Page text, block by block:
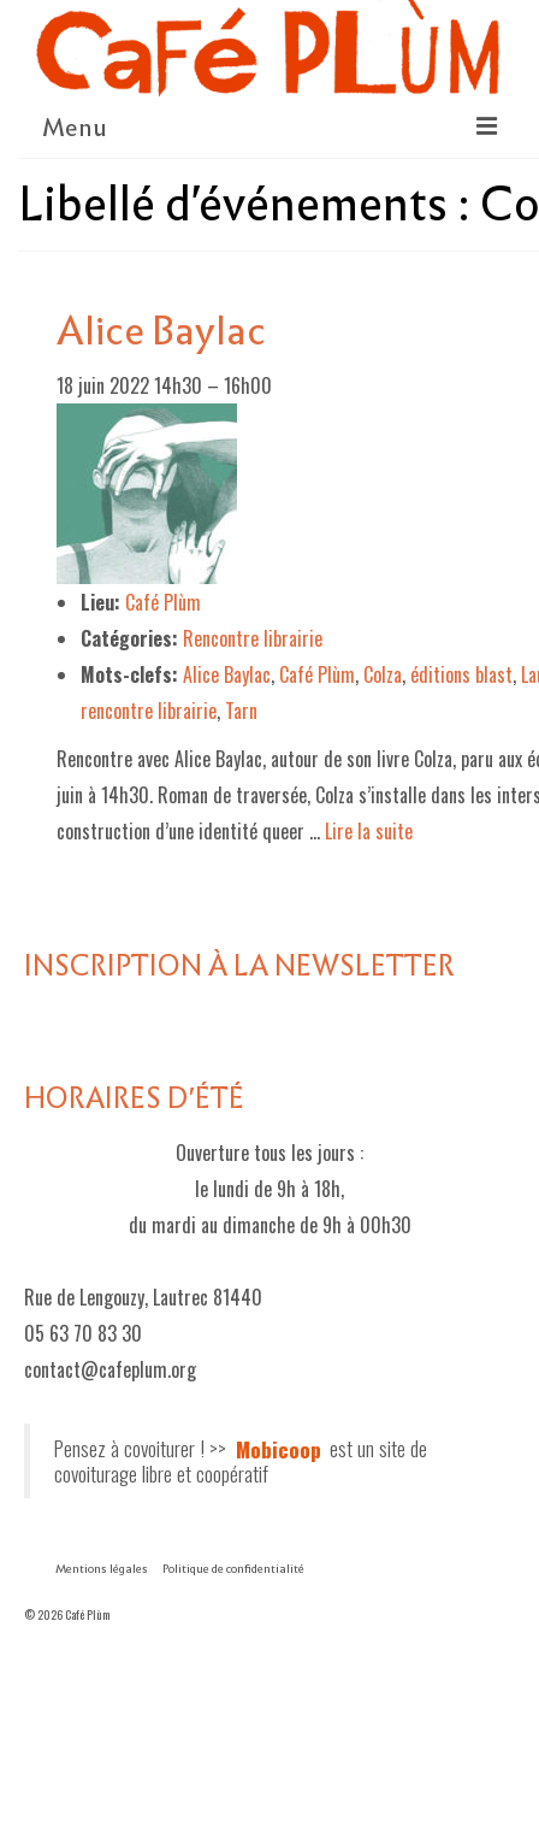
Menu
LE PROJET
NOUS SOUTENIR
LE PROGRAMME
DÉTAIL DES ÉVÉNEMENTS
LA SAISON CULTURELLE
AMI·ES ARTISTES
LE PROJET DE TERRITOIRE
LE CAFÉ/RESTO
LES FORMULES
NOS FOURNISSEUR·EUSE·S
LA LIBRAIRIE
LES EXPOSITIONS
Libellé d'événements :
Alice Baylac
18 juin 2022 14h30 – 16h00
Lieu: Café Plùm
Catégories: Rencontre librairie
Mots-clefs: Alice Baylac, Café Plùm, Colza, éditions blast,
rencontre librairie, Tarn
Rencontre avec Alice Baylac, autour de son livre Colza, paru
juin à 14h30. Roman de traversée, Colza s’installe dans les
construction d’une identité queer … Lire la suite­­
INSCRIPTION À LA NEWSLETTER
HORAIRES D'ÉTÉ
Ouverture tous les jours :
le lundi de 9h à 18h,
du mardi au dimanche de 9h à 00h30
Rue de Lengouzy, Lautrec 81440
05 63 70 83 30
contact@cafeplum.org
Pensez à covoiturer ! >> Mobicoop est un site de
covoiturage libre et coopératif
Mentions légales Politique de confidentialité
© 2026 Café Plùm